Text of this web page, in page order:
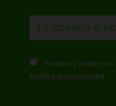
He leído y acepto las
política de privacidad